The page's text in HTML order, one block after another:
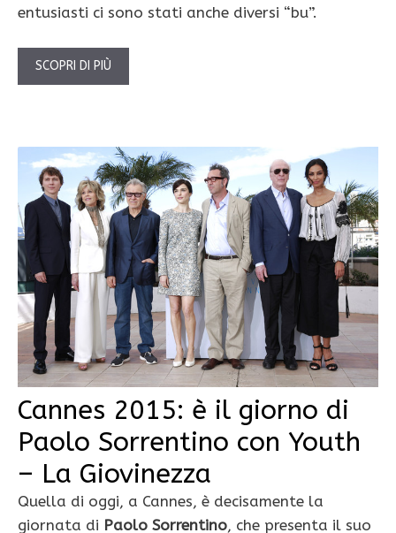
entusiasti ci sono stati anche diversi “bu”.
SCOPRI DI PIÙ
Cannes 2015: è il giorno di
Paolo Sorrentino con Youth
– La Giovinezza
Quella di oggi, a Cannes, è decisamente la
giornata di Paolo Sorrentino, che presenta il suo